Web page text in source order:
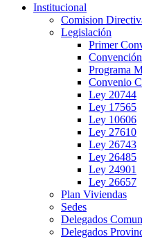
Institucional
Comision
Legislación
Primer
Programa
Convenio
Ley 20744
Ley 17565
Ley 10606
Ley 27610
Ley 26743
Ley 26485
Ley 24901
Ley 26657
Plan Viviendas
Sedes
Delegados
Delegados